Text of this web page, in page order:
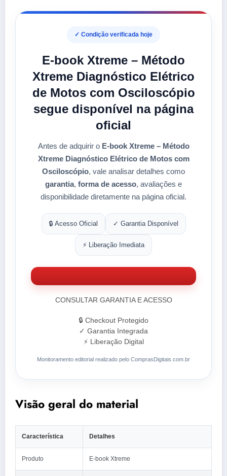
✓ Condição verificada hoje
E-book Xtreme – Método
Xtreme Diagnóstico Elétrico
de Motos com Osciloscópio
segue disponível na página
oficial
Antes de adquirir o E-book Xtreme – Método
Xtreme Diagnóstico Elétrico de Motos com
Osciloscópio, vale analisar detalhes como
garantia, forma de acesso, avaliações e
disponibilidade diretamente na página oficial.
🔒 Acesso Oficial ✓ Garantia Disponível
⚡ Liberação Imediata
CONSULTAR GARANTIA E ACESSO
🔒 Checkout Protegido
✓ Garantia Integrada
⚡ Liberação Digital
Monitoramento editorial realizado pelo ComprasDigitais.com.br
Visão geral do material
Característica Detalhes
Produto E-book Xtreme